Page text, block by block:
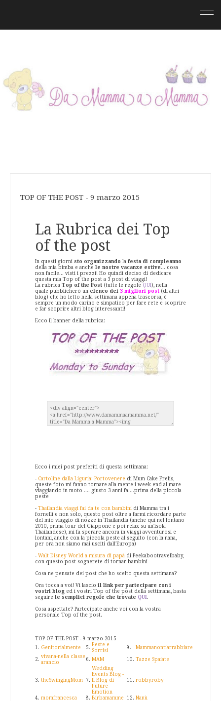
TOP OF THE POST - 9 marzo 2015
La Rubrica dei Top
of the post
In questi giorni sto organizzando la festa di compleanno
della mia bimba e anche le nostre vacanze estive... cosa
non facile... visti i prezzi! Ho quindi deciso di dedicare
questa mia Top of the post a 3 post di viaggi!
La rubrica Top of the Post (tutte le regole QUI), nella
quale pubblicherò un elenco dei 3 migliori post (di altri
blog) che ho letto nella settimana appena trascorsa, è
sempre un modo carino e simpatico per fare rete e scoprire
e far scoprire altri blog interessanti!
Ecco il banner della rubrica:
Ecco i miei post preferiti di questa settimana:
- Cartoline dalla Liguria: Portovenere di Mum Cake Frelis,
queste foto mi fanno tornare alla mente i week end al mare
viaggiando in moto .... giusto 3 anni fa....prima della piccola
peste
- Thailandia viaggi fai da te con bambini di Mamma tra i
fornelli e non solo, questo post oltre a farmi ricordare parte
del mio viaggio di nozze in Thailandia (anche qui nel lontano
2010, prima tour del Giappone e poi relax su un'isola
Thailandese), mi fa sperare ancora in viaggi avventurosi e
lontani, anche con la piccola peste al seguito (con la nana,
per ora non siamo mai usciti dall'Europa)
- Walt Disney World a misura di papà di Peekabootravelbaby,
con questo post sognerete di tornar bambini
Cosa ne pensate dei post che ho scelto questa settimana?
Ora tocca a voi! Vi lascio il link per partecipare con i
vostri blog ed i vostri Top of the post della settimana, basta
seguire le semplici regole che trovate QUI.
Cosa aspettate? Partecipate anche voi con la vostra
personale Top of the post.
TOP OF THE POST - 9 marzo 2015
1. Genitorialmente 5.
Feste e
Sorrisi
9. Mammanontiarrabbiare
2.
vivana-nella classe
arancio
6. MAM 10. Tazze Spaiate
3. theSwingingMom 7.
Wedding
Events Blog -
Il Blog di
Future
Emotion
11. robbyroby
4. momfrancesca 8. Birbamamme 12. Nanù